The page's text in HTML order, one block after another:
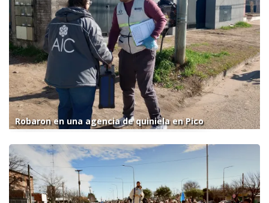
Robaron en una agencia de quiniela en Pico